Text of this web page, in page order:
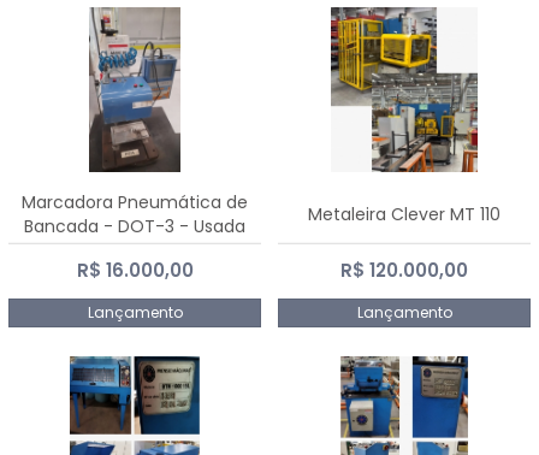
Marcadora Pneumática de
Bancada - DOT-3 - Usada
R$ 16.000,00
Lançamento
Metaleira Clever MT 110
R$ 120.000,00
Lançamento